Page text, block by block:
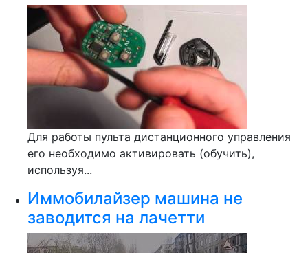
Для работы пульта дистанционного управления
его необходимо активировать (обучить),
используя...
Иммобилайзер машина не
заводится на лачетти